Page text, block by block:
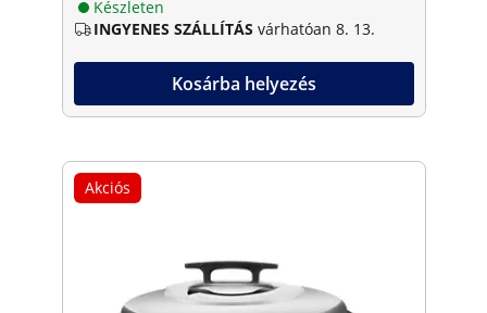
Készleten
INGYENES SZÁLLÍTÁS várhatóan 8. 13.
Kosárba helyezés
Akciós